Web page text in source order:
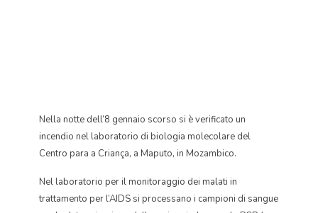
Nella notte dell’8 gennaio scorso si è verificato un
incendio nel laboratorio di biologia molecolare del
Centro para a Criança, a Maputo, in Mozambico.
Nel laboratorio per il monitoraggio dei malati in
trattamento per l’AIDS si processano i campioni di sangue